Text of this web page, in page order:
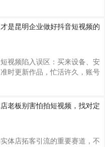
视频号和小红书：抖音负责快
位模糊，流量惨淡，很难对接
精准客户。想要依托短视频稳
抖音运营团队，与家居建材源
低成本高效拓客的优选路径。
自主做短视频时，普遍存在诸
流量逻辑，拍摄视频只单纯堆
价，全篇硬性推销，缺少场景
住用户，完播率持续走
是昆明企业做好抖音短视频的
视频陷入误区：买来设备、安
时更新作品，忙活许久，账号
道，绝非埋头剪辑发作品就
位是重中之重。缺少精准账号
全是无用功，深耕本地的昆明
多年本土实操经验，从源头帮
频根基。一、为什么短视频前
最终变现能力定位决定平台流
老板别害怕拍短视频，找对定
体店拓客引流的重要赛道，不